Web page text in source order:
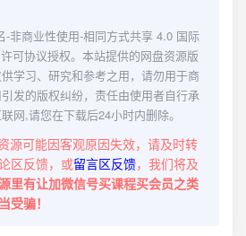
-非商业性使用-相同方式共享 4.0 国际
可协议授权。本站提供的网盘资源版
学习、研究和参考之用，请勿用于商
发的版权纠纷，责任由使用者自行承
网,请您在下载后24小时内删除。
源可能因客观原因失效，请及时转
区反馈，或留言区反馈，我们将及
里有让加微信号买课程买会员之类
受骗！